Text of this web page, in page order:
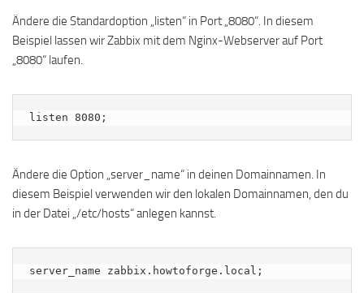
Ändere die Standardoption „listen“ in Port „8080“. In diesem
Beispiel lassen wir Zabbix mit dem Nginx-Webserver auf Port
„8080“ laufen.
listen 8080;
Ändere die Option „server_name“ in deinen Domainnamen. In
diesem Beispiel verwenden wir den lokalen Domainnamen, den du
in der Datei „/etc/hosts“ anlegen kannst.
server_name zabbix.howtoforge.local;